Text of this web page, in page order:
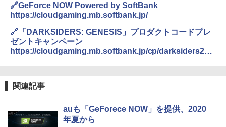
🔗GeForce NOW Powered by SoftBank
https://cloudgaming.mb.softbank.jp/
🔗「DARKSIDERS: GENESIS」プロダクトコードプレ
ゼントキャンペーン
https://cloudgaming.mb.softbank.jp/cp/darksiders201
関連記事
auも「GeForece NOW」を提供、2020
年夏から